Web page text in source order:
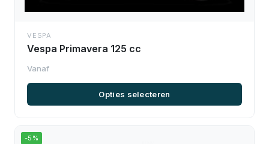
VESPA
Vespa Primavera 125 cc
Opties selecteren
-5%